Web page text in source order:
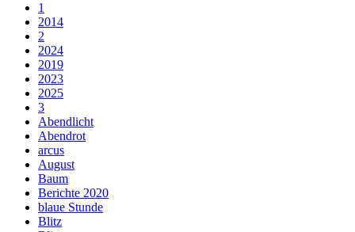
1
2014
2
2024
2019
2023
2025
3
Abendlicht
Abendrot
arcus
August
Baum
Berichte 2020
blaue Stunde
Blitz